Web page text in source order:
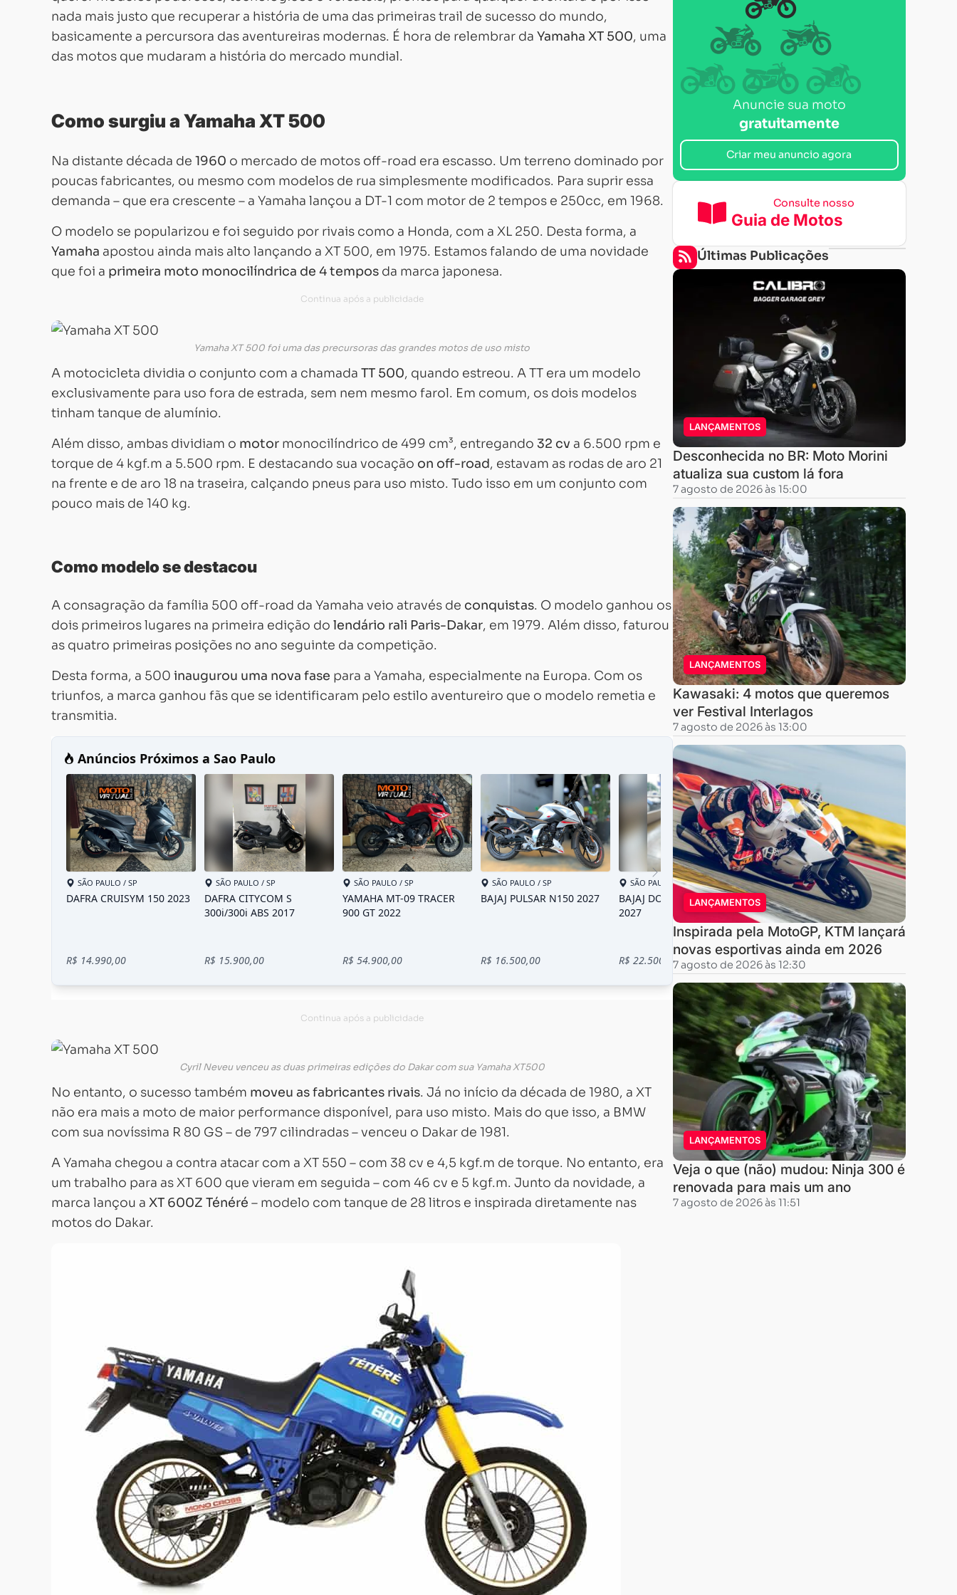
nada mais justo que recuperar a história de uma das primeiras trail de sucesso do mundo,
basicamente a percursora das aventureiras modernas. É hora de relembrar da Yamaha XT 500, uma
das motos que mudaram a história do mercado mundial.
Como surgiu a Yamaha XT 500
Na distante década de 1960 o mercado de motos off-road era escasso. Um terreno dominado por
poucas fabricantes, ou mesmo com modelos de rua simplesmente modificados. Para suprir essa
demanda – que era crescente – a Yamaha lançou a DT-1 com motor de 2 tempos e 250cc, em 1968.
O modelo se popularizou e foi seguido por rivais como a Honda, com a XL 250. Desta forma, a
Yamaha apostou ainda mais alto lançando a XT 500, em 1975. Estamos falando de uma novidade
que foi a primeira moto monocilíndrica de 4 tempos da marca japonesa.
Yamaha XT 500 foi uma das precursoras das grandes motos de uso misto
A motocicleta dividia o conjunto com a chamada TT 500, quando estreou. A TT era um modelo
exclusivamente para uso fora de estrada, sem nem mesmo farol. Em comum, os dois modelos
tinham tanque de alumínio.
Além disso, ambas dividiam o motor monocilíndrico de 499 cm³, entregando 32 cv a 6.500 rpm e
torque de 4 kgf.m a 5.500 rpm. E destacando sua vocação on off-road, estavam as rodas de aro 21
na frente e de aro 18 na traseira, calçando pneus para uso misto. Tudo isso em um conjunto com
pouco mais de 140 kg.
Como modelo se destacou
A consagração da família 500 off-road da Yamaha veio através de conquistas. O modelo ganhou os
dois primeiros lugares na primeira edição do lendário rali Paris-Dakar, em 1979. Além disso, faturou
as quatro primeiras posições no ano seguinte da competição.
Desta forma, a 500 inaugurou uma nova fase para a Yamaha, especialmente na Europa. Com os
triunfos, a marca ganhou fãs que se identificaram pelo estilo aventureiro que o modelo remetia e
transmitia.
Cyril Neveu venceu as duas primeiras edições do Dakar com sua Yamaha XT500
No entanto, o sucesso também moveu as fabricantes rivais. Já no início da década de 1980, a XT
não era mais a moto de maior performance disponível, para uso misto. Mais do que isso, a BMW
com sua novíssima R 80 GS – de 797 cilindradas – venceu o Dakar de 1981.
A Yamaha chegou a contra atacar com a XT 550 – com 38 cv e 4,5 kgf.m de torque. No entanto, era
um trabalho para as XT 600 que vieram em seguida – com 46 cv e 5 kgf.m. Junto da novidade, a
marca lançou a XT 600Z Ténéré – modelo com tanque de 28 litros e inspirada diretamente nas
motos do Dakar.
Anuncie sua moto
gratuitamente
Criar meu anuncio agora
Consulte nosso
Guia de Motos
Últimas Publicações
LANÇAMENTOS
Desconhecida no BR: Moto Morini
atualiza sua custom lá fora
7 agosto de 2026 às 15:00
LANÇAMENTOS
Kawasaki: 4 motos que queremos
ver Festival Interlagos
7 agosto de 2026 às 13:00
LANÇAMENTOS
Inspirada pela MotoGP, KTM lançará
novas esportivas ainda em 2026
7 agosto de 2026 às 12:30
LANÇAMENTOS
Veja o que (não) mudou: Ninja 300 é
renovada para mais um ano
7 agosto de 2026 às 11:51